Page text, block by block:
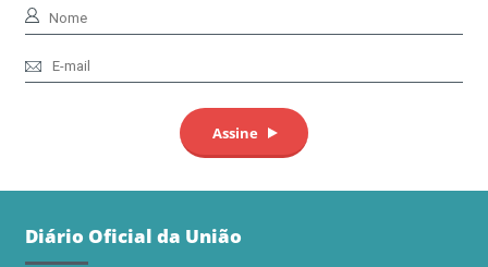
Diário Oficial da União